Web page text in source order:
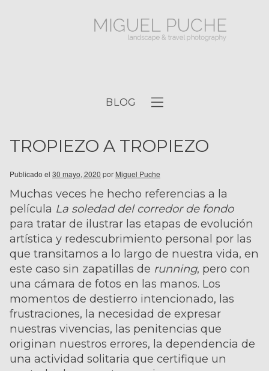
BLOG
TROPIEZO A TROPIEZO
Publicado el 30 mayo, 2020 por Miguel Puche
Muchas veces he hecho referencias a la
película La soledad del corredor de fondo
para tratar de ilustrar las etapas de evolución
artística y redescubrimiento personal por las
que transitamos a lo largo de nuestra vida, en
este caso sin zapatillas de running, pero con
una cámara de fotos en las manos. Los
momentos de destierro intencionado, las
frustraciones, la necesidad de expresar
nuestras vivencias, las penitencias que
originan nuestros errores, la dependencia de
una actividad solitaria que certifique un